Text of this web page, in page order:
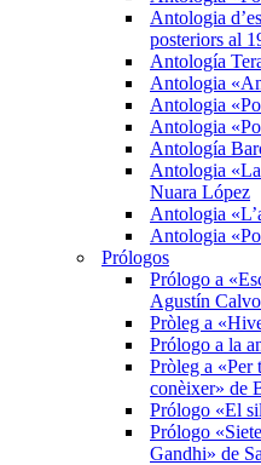
Antologia
posteriors al
Antología
Antologia
Antologia
Antologia
Antología
Antologia
Nuara López
Antologia
Antologia
Prólogos
Prólogo a
Agustín
Pròleg a
Prólogo a la
Pròleg a «Per
conèixer» de
Prólogo «El
Prólogo
Gandhi» de